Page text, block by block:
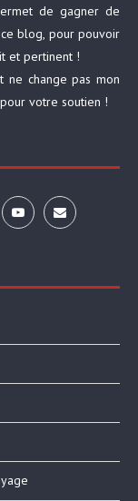
de gagner de
blog, pour pouvoir
et pertinent !
ne change pas mon
votre soutien !